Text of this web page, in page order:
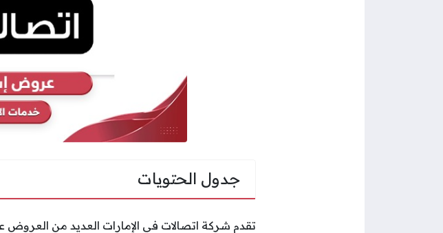
جدول الحتويات
تقدم شركة اتصالات في الإمارات العديد من